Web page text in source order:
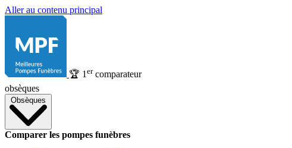
Aller au contenu principal
🏆 1 ercomparateur
obsèques
Obsèques
Comparer les pompes funèbres